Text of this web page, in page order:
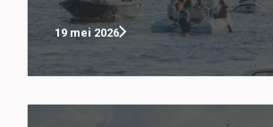
19 mei 2026